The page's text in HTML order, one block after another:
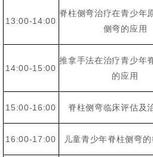
13:00-14:00
脊柱侧弯治疗在青少年
侧弯的应用
14:00-15:00
推拿手法在治疗青少年
的应用
15:00-16:00 脊柱侧弯临床评估及
16:00-17:00 儿童青少年脊柱侧弯